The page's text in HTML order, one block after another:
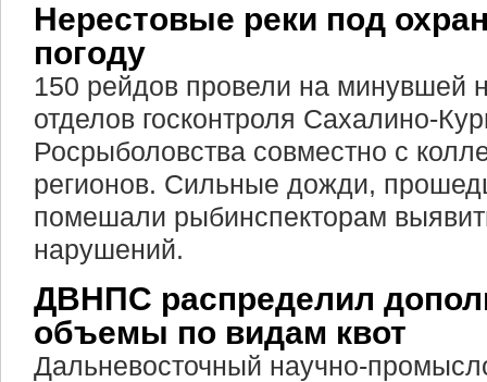
Нерестовые реки под
погоду
150 рейдов провели на минувшей
отделов госконтроля Сахалино-
Росрыболовства совместно с
регионов. Сильные дожди,
помешали рыбинспекторам
нарушений.
ДВНПС распределил
объемы по видам квот
Дальневосточный научно-